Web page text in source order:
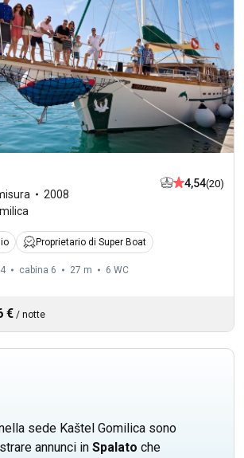
2008
4,54(20)
Proprietario di Super Boat
cabina 6 27 m 6 WC
€ / notte
sede Kaštel Gomilica sono
annunci in Spalato che